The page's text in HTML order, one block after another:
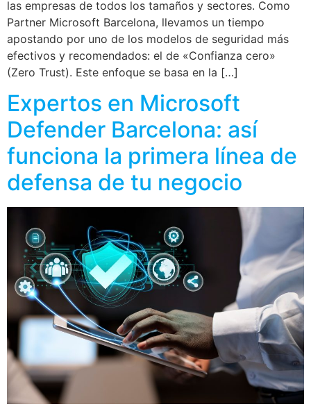
las empresas de todos los tamaños y sectores. Como
Partner Microsoft Barcelona, llevamos un tiempo
apostando por uno de los modelos de seguridad más
efectivos y recomendados: el de «Confianza cero»
(Zero Trust). Este enfoque se basa en la […]
Expertos en Microsoft
Defender Barcelona: así
funciona la primera línea de
defensa de tu negocio